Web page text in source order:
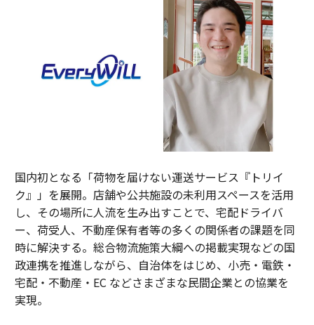
国内初となる「荷物を届けない運送サービス『トリイ
ク』」を展開。店舗や公共施設の未利用スペースを活用
し、その場所に人流を生み出すことで、宅配ドライバ
ー、荷受人、不動産保有者等の多くの関係者の課題を同
時に解決する。総合物流施策大綱への掲載実現などの国
政連携を推進しながら、自治体をはじめ、小売・電鉄・
宅配・不動産・EC などさまざまな民間企業との協業を
実現。